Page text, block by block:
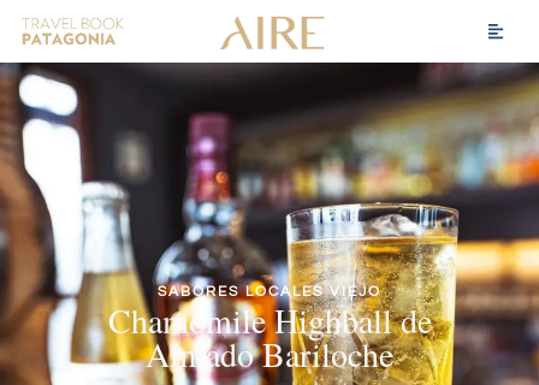
SABORES LOCALES VIEJO
Chamomile Highball de
Almado Bariloche